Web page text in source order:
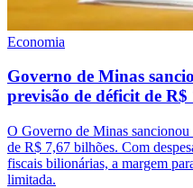
Economia
Governo de Minas
previsão de déficit de R$
O Governo de Minas
de R$ 7,67 bilhões. Com
fiscais bilionárias, a margem
limitada.